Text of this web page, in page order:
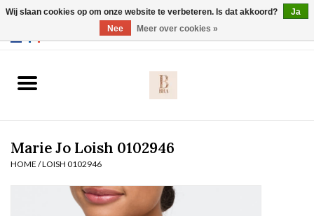
Slip
Marie Jo Loish 0102946
HOME /LOISH 0102946
Wij slaan cookies op om onze website te verbeteren. Is dat akkoord?
Ja
Nee
Meer over cookies »
Webshop werkt met EU maten. .